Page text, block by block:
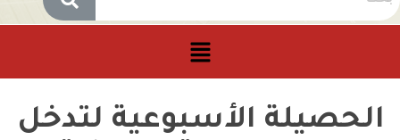
الحصيلة الأسبوعية لتدخل